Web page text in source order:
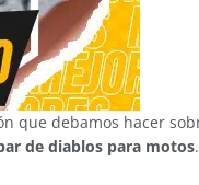
que debamos hacer
de diablos para motos